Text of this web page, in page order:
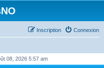
Connexion
Inscription
08, 2026 5:57 am